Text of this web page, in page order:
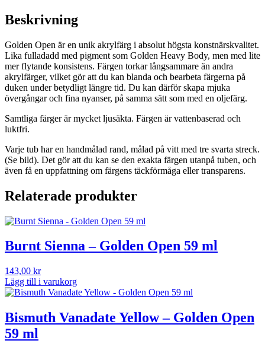
ml
mängd
Beskrivning
Golden Open är en unik akrylfärg i absolut högsta konstnärskvalitet.
Lika fulladadd med pigment som Golden Heavy Body, men med lite
mer flytande konsistens. Färgen torkar långsammare än andra
akrylfärger, vilket gör att du kan blanda och bearbeta färgerna på
duken under betydligt längre tid. Du kan därför skapa mjuka
övergångar och fina nyanser, på samma sätt som med en oljefärg.
Samtliga färger är mycket ljusäkta. Färgen är vattenbaserad och
luktfri.
Varje tub har en handmålad rand, målad på vitt med tre svarta streck.
(Se bild). Det gör att du kan se den exakta färgen utanpå tuben, och
även få en uppfattning om färgens täckförmåga eller transparens.
Relaterade produkter
Burnt Sienna – Golden Open 59 ml
143,00 kr
Lägg till i varukorg
Bismuth Vanadate Yellow – Golden Open
59 ml